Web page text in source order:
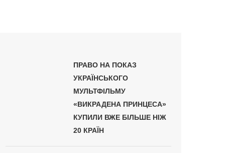
ПРАВО НА ПОКАЗ
УКРАЇНСЬКОГО
МУЛЬТФІЛЬМУ
«ВИКРАДЕНА ПРИНЦЕСА»
КУПИЛИ ВЖЕ БІЛЬШЕ НІЖ
20 КРАЇН